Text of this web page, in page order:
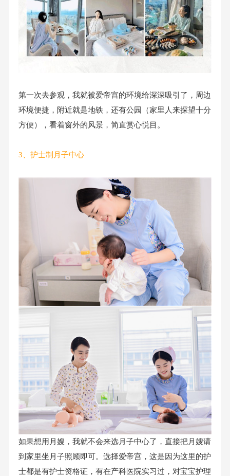
第一次去参观，我就被爱帝宫的环境给深深吸引了，周边
环境便捷，附近就是地铁，还有公园（家里人来探望十分
方便），看着窗外的风景，简直赏心悦目。
3、护士制月子中心
如果想用月嫂，我就不会来选月子中心了，直接把月嫂请
到家里坐月子照顾即可。选择爱帝宫，这是因为这里的护
士都是有护士资格证，有在产科医院实习过，对宝宝护理